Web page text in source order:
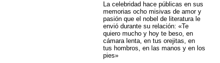
La celebridad hace públicas en sus
memorias ocho misivas de amor y
pasión que el nobel de literatura le
envió durante su relación: «Te
quiero mucho y hoy te beso, en
cámara lenta, en tus orejitas, en
tus hombros, en las manos y en los
pies»